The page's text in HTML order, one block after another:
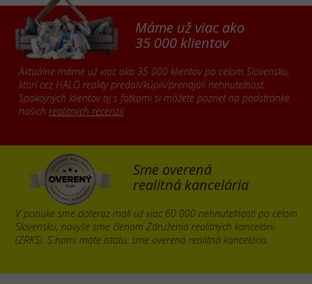
Máme už viac ako
35 000 klientov
Aktuálne máme už viac ako 35 000 klientov po celom Slovensku,
ktorí cez HALO reality predali/kúpili/prenajali nehnuteľnosť.
Spokojných klientov aj s fotkami si môžete pozrieť na podstránke
našich realitných recenzií.
Sme overená
realitná kancelária
V ponuke sme doteraz mali už viac 60 000 nehnuteľností po celom
Slovensku, navyše sme členom Združenia realitných kancelárii
(ZRKS). S nami máte istotu, sme overená realitná kancelária.